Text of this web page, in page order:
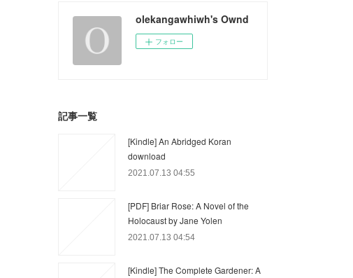
olekangawhiwh's Ownd
フォロー
記事一覧
[Kindle] An Abridged Koran
download
2021.07.13 04:55
[PDF] Briar Rose: A Novel of the
Holocaust by Jane Yolen
2021.07.13 04:54
[Kindle] The Complete Gardener: A